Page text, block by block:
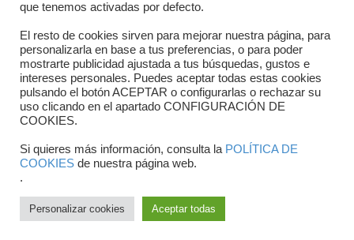
Copyright © 2025 FTCV
que tenemos activadas por defecto.
El resto de cookies sirven para mejorar nuestra página, para
personalizarla en base a tus preferencias, o para poder
mostrarte publicidad ajustada a tus búsquedas, gustos e
intereses personales. Puedes aceptar todas estas cookies
pulsando el botón ACEPTAR o configurarlas o rechazar su
uso clicando en el apartado CONFIGURACIÓN DE
COOKIES.
Si quieres más información, consulta la POLÍTICA DE
COOKIES de nuestra página web.
.
Personalizar cookies Aceptar todas